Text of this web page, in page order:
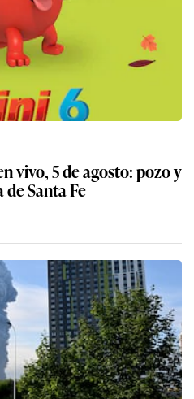
vivo, 5 de agosto: pozo y
Santa Fe